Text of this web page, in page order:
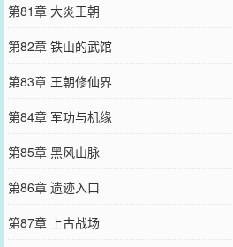
第81章 大炎王朝
第82章 铁山的武馆
第83章 王朝修仙界
第84章 军功与机缘
第85章 黑风山脉
第86章 遗迹入口
第87章 上古战场